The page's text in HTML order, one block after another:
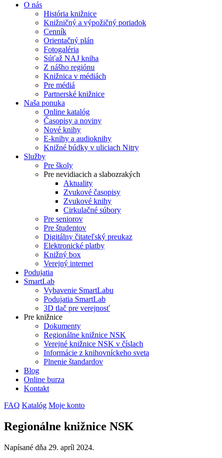
O nás
História knižnice
Knižničný a výpožičný poriadok
Cenník
Orientačný plán
Fotogaléria
Súťaž NAJ kniha
Z nášho regiónu
Knižnica v médiách
Pre médiá
Partnerské knižnice
Naša ponuka
Online katalóg
Časopisy a noviny
Nové knihy
E-knihy a audioknihy
Knižné búdky v uliciach Nitry
Služby
Pre školy
Pre nevidiacich a slabozrakých
Aktuality
Zvukové časopisy
Zvukové knihy
Cirkulačné súbory
Pre seniorov
Pre študentov
Digitálny čitateľský preukaz
Elektronické platby
Knižný box
Verejný internet
Podujatia
SmartLab
Vybavenie SmartLabu
Podujatia SmartLab
3D tlač pre verejnosť
Pre knižnice
Dokumenty
Regionálne knižnice NSK
Verejné knižnice NSK v číslach
Informácie z knihovníckeho sveta
Plnenie štandardov
Blog
Online burza
Kontakt
FAQ Katalóg Moje konto
Regionálne knižnice NSK
Napísané dňa 29. apríl 2024.